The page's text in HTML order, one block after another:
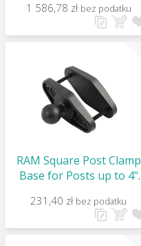
RAM-VB-175-SW1
1 586,78 zł bez podatku
RAM Square Post Clamp
Base for Posts up to 4"
4
231,40 zł bez podatku